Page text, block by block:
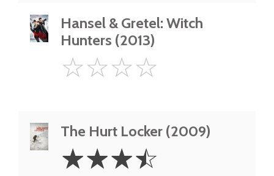
Hansel & Gretel: Witch
Hunters (2013)
Star
☆☆☆☆
The Hurt Locker (2009)
3.5
Stars
☆☆☆☆